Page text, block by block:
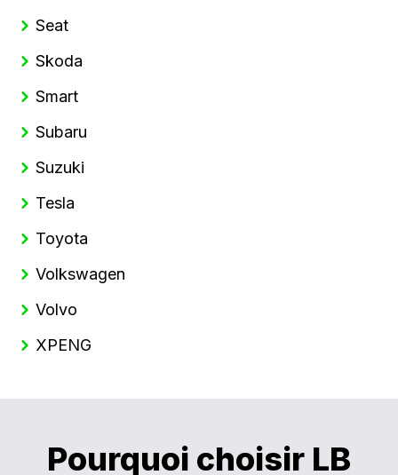
Seat
Skoda
Smart
Subaru
Suzuki
Tesla
Toyota
Volkswagen
Volvo
XPENG
Pourquoi choisir LB